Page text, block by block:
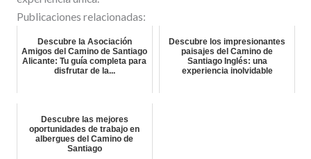
Publicaciones relacionadas:
Descubre la Asociación
Amigos del Camino de Santiago
Alicante: Tu guía completa para
disfrutar de la...
Descubre los impresionantes
paisajes del Camino de
Santiago Inglés: una
experiencia inolvidable
Descubre las mejores
oportunidades de trabajo en
albergues del Camino de
Santiago